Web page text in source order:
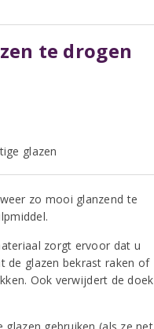
te drogen
glazen
zo mooi glanzend te
zorgt ervoor dat u
de glazen bekrast raken of
Ook verwijdert de doek